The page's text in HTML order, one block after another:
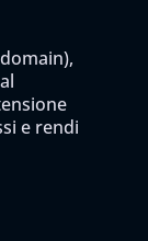
e rendi